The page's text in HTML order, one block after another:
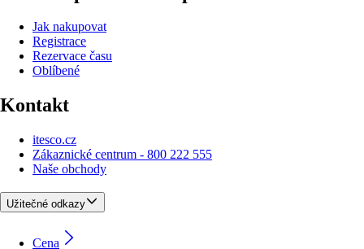
Jak nakupovat
Registrace
Rezervace času
Oblíbené
Kontakt
itesco.cz
Zákaznické centrum - 800 222 555
Naše obchody
Užitečné odkazy
Cena